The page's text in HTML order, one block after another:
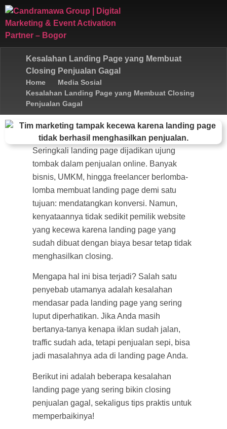
Kesalahan Landing Page yang Membuat
Closing Penjualan Gagal
Home
Media Sosial
Kesalahan Landing Page yang Membuat Closing
Penjualan Gagal
Seringkali landing page dijadikan ujung
tombak dalam penjualan online. Banyak
bisnis, UMKM, hingga freelancer berlomba-
lomba membuat landing page demi satu
tujuan: mendatangkan konversi. Namun,
kenyataannya tidak sedikit pemilik website
yang kecewa karena landing page yang
sudah dibuat dengan biaya besar tetap tidak
menghasilkan closing.
Mengapa hal ini bisa terjadi? Salah satu
penyebab utamanya adalah kesalahan
mendasar pada landing page yang sering
luput diperhatikan. Jika Anda masih
bertanya-tanya kenapa iklan sudah jalan,
traffic sudah ada, tetapi penjualan sepi, bisa
jadi masalahnya ada di landing page Anda.
Berikut ini adalah beberapa kesalahan
landing page yang sering bikin closing
penjualan gagal, sekaligus tips praktis untuk
memperbaikinya!